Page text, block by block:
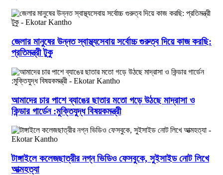
জেলার মানুষের উন্নত স্বাস্থ্যসেবায় সর্বোচ্চ গুরুত্ব দিয়ে কাজ করছি:
প্রতিমন্ত্রী টুকু
আমাদের চার পাশে ব্যাঙের ছাতার মতো গড়ে উঠছে মাদ্রাসা ও
কিন্ডার গার্ডেন :মুক্তিযুদ্ধ বিষয়কমন্ত্রী
টাঙ্গাইলে কলেজছাত্রীর নগ্ন ভিডিও ফেসবুকে, সুইসাইড নোট লিখে
আত্মহত্যা